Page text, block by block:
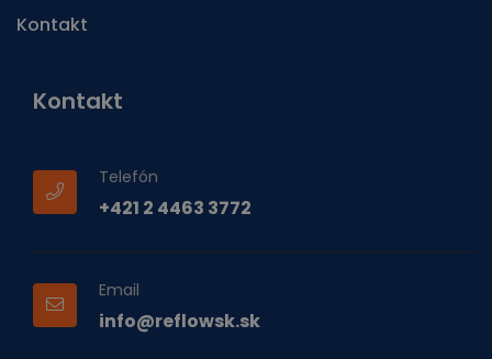
Kontakt
Kontakt
Telefón
+421 2 4463 3772
Email
info@reflowsk.sk